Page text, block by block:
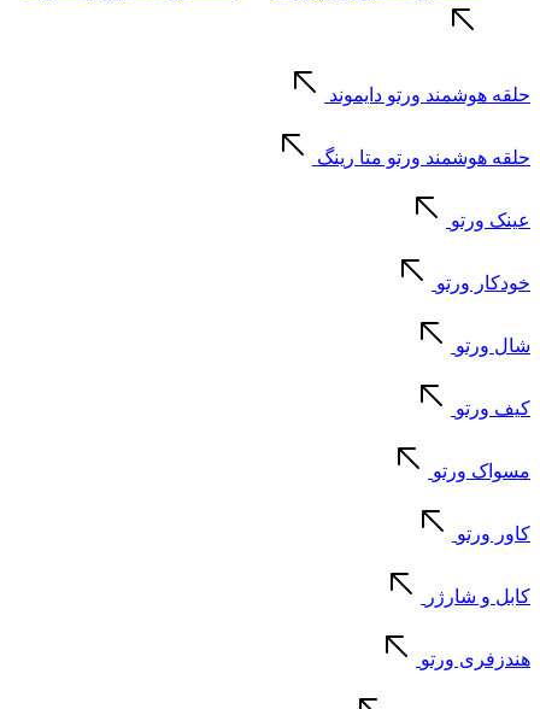
حلقه هوشمند ورتو دایموند
حلقه هوشمند ورتو متا رینگ
عینک ورتو
خودکار ورتو
شال ورتو
کیف ورتو
مسواک ورتو
کاور ورتو
کابل و شارژر
هندزفری ورتو